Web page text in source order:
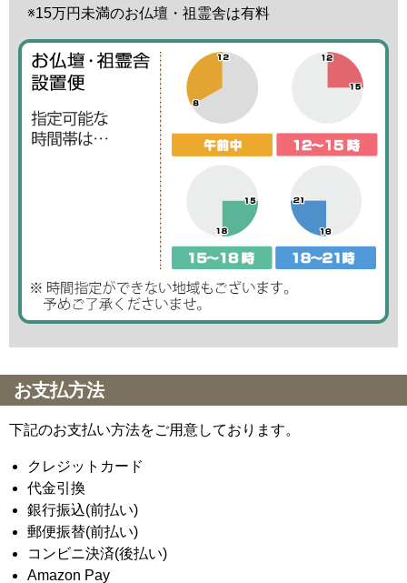
※15万円未満のお仏壇・祖霊舎は有料
お支払方法
下記のお支払い方法をご用意しております。
クレジットカード
代金引換
銀行振込(前払い)
郵便振替(前払い)
コンビニ決済(後払い)
Amazon Pay